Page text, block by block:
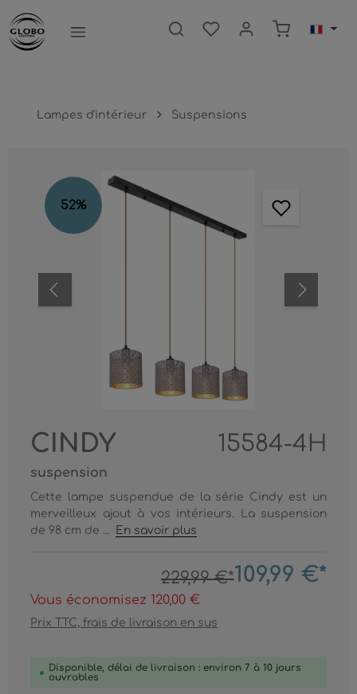
principal Le panier
Lampes d'intérieur Suspensions
Ignorer la galerie d'images
52%
CINDY 15584-4H
suspension
Cette lampe suspendue de la série Cindy est un
merveilleux ajout à vos intérieurs. La suspension
de 98 cm de ...
En savoir plus
229,99 €*109,99 €*
Vous économisez 120,00 €
Prix TTC, frais de livraison en sus
Disponible, délai de livraison : environ 7 à 10 jours
ouvrables